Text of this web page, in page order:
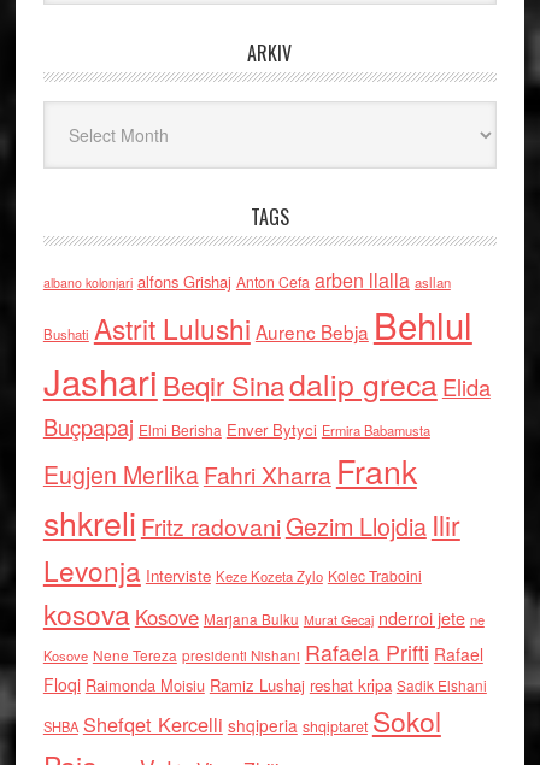
ARKIV
TAGS
albano kolonjari alfons Grishaj Anton Cefa arben llalla asllan
Bushati Astrit Lulushi Aurenc Bebja Behlul
Jashari Beqir Sinadalip grecaElida
Buçpapaj Elmi Berisha Enver Bytyci Ermira Babamusta
Eugjen MerlikaFahri Xharra Frank
shkreli Fritz radovaniGezim Llojdia Ilir
Levonja Interviste Keze Kozeta Zylo Kolec Traboini
kosova Kosove Marjana Bulku Murat Gecaj nderroi jete ne
Kosove Nene Tereza presidenti Nishani Rafaela Prifti Rafael
Floqi Raimonda Moisiu Ramiz Lushaj reshat kripa Sadik Elshani
SHBA Shefqet Kercelli shqiperia shqiptaret Sokol